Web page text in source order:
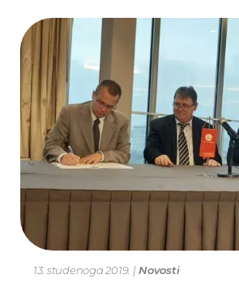
13. studenoga 2019. | Novosti